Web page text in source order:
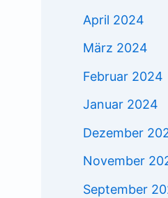
April 2024
März 2024
Februar 2024
Januar 2024
Dezember
November
September